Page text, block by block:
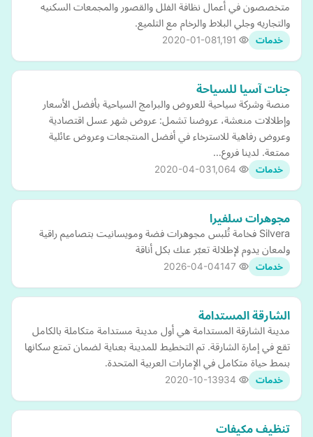
متخصصون في أعمال نظافة الفلل والقصور والمجمعات السكنيه
والتجاريه وجلي البلاط والرخام مع التلميع.
خدمات 2020-01-08
جنات آسيا للسياحة
منصة وشركة سياحية للعروض والبرامج السياحية بأفضل الأسعار
وإطلالات منعشة، عروضنا تشمل: عروض شهر عسل اقتصادية
وعروض رفاهية للاسترخاء في أفضل المنتجعات وعروض عائلية
ممتعة. لدينا فروع…
خدمات 2020-04-03
مجوهرات سلفيرا
Silvera فخامة تُلبس مجوهرات فضة ومويسانيت بتصاميم راقية
ولمعان يدوم لإطلالة تعبّر عنك بكل أناقة
خدمات 2026-04-04
الشارقة المستدامة
مدينة الشارقة المستدامة هي أول مدينة مستدامة متكاملة بالكامل
تقع في إمارة الشارقة. تم التخطيط للمدينة بعناية لضمان تمتع سكانها
بنمط حياة متكامل في الإمارات العربية المتحدة.
خدمات 2020-10-13
تنظيف مكيفات